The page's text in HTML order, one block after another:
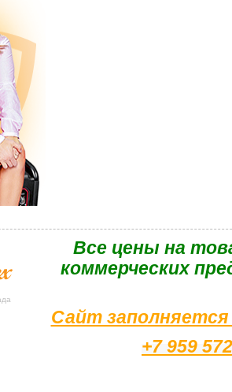
Bce цены на
коммерческих
Сайт
+7 959